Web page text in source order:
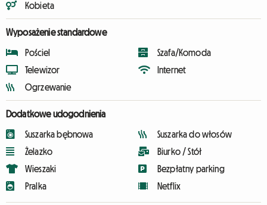
Kobieta
Wyposażenie standardowe
Pościel
Telewizor
Ogrzewanie
Szafa/Komoda
Internet
Dodatkowe udogodnienia
Suszarka bębnowa
Żelazko
Wieszaki
Pralka
Suszarka do włosów
Biurko / Stół
Bezpłatny parking
Netflix